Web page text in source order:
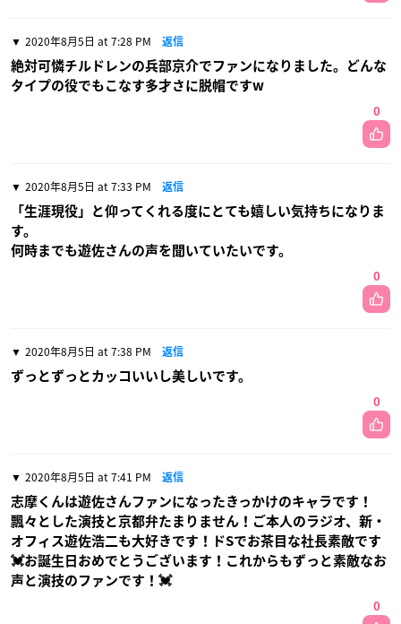
2020年8月5日 at 7:28 PM 返信
絶対可憐チルドレンの兵部京介でファンになりました。どんな
タイプの役でもこなす多才さに脱帽ですw
0
2020年8月5日 at 7:33 PM 返信
「生涯現役」と仰ってくれる度にとても嬉しい気持ちになりま
す。
何時までも遊佐さんの声を聞いていたいです。
0
2020年8月5日 at 7:38 PM 返信
ずっとずっとカッコいいし美しいです。
0
2020年8月5日 at 7:41 PM 返信
志摩くんは遊佐さんファンになったきっかけのキャラです！
飄々とした演技と京都弁たまりません！ご本人のラジオ、新・
オフィス遊佐浩二も大好きです！ドSでお茶目な社長素敵です
💓お誕生日おめでとうございます！これからもずっと素敵なお
声と演技のファンです！💓
0